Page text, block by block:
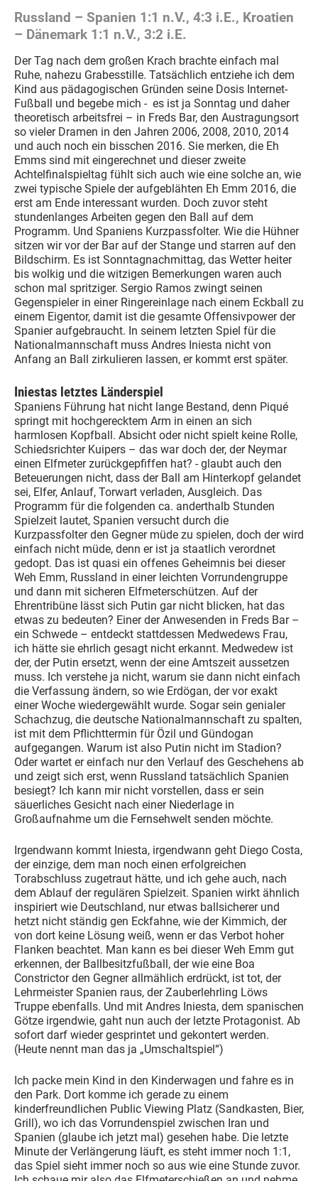
Russland – Spanien 1:1 n.V., 4:3 i.E., Kroatien
– Dänemark 1:1 n.V., 3:2 i.E.
Der Tag nach dem großen Krach brachte einfach mal
Ruhe, nahezu Grabesstille. Tatsächlich entziehe ich dem
Kind aus pädagogischen Gründen seine Dosis Internet-
Fußball und begebe mich - es ist ja Sonntag und daher
theoretisch arbeitsfrei – in Freds Bar, den Austragungsort
so vieler Dramen in den Jahren 2006, 2008, 2010, 2014
und auch noch ein bisschen 2016. Sie merken, die Eh
Emms sind mit eingerechnet und dieser zweite
Achtelfinalspieltag fühlt sich auch wie eine solche an, wie
zwei typische Spiele der aufgeblähten Eh Emm 2016, die
erst am Ende interessant wurden. Doch zuvor steht
stundenlanges Arbeiten gegen den Ball auf dem
Programm. Und Spaniens Kurzpassfolter. Wie die Hühner
sitzen wir vor der Bar auf der Stange und starren auf den
Bildschirm. Es ist Sonntagnachmittag, das Wetter heiter
bis wolkig und die witzigen Bemerkungen waren auch
schon mal spritziger. Sergio Ramos zwingt seinen
Gegenspieler in einer Ringereinlage nach einem Eckball zu
einem Eigentor, damit ist die gesamte Offensivpower der
Spanier aufgebraucht. In seinem letzten Spiel für die
Nationalmannschaft muss Andres Iniesta nicht von
Anfang an Ball zirkulieren lassen, er kommt erst später.
Iniestas letztes Länderspiel
Spaniens Führung hat nicht lange Bestand, denn Piqué
springt mit hochgerecktem Arm in einen an sich
harmlosen Kopfball. Absicht oder nicht spielt keine Rolle,
Schiedsrichter Kuipers – das war doch der, der Neymar
einen Elfmeter zurückgepfiffen hat? - glaubt auch den
Beteuerungen nicht, dass der Ball am Hinterkopf gelandet
sei, Elfer, Anlauf, Torwart verladen, Ausgleich. Das
Programm für die folgenden ca. anderthalb Stunden
Spielzeit lautet, Spanien versucht durch die
Kurzpassfolter den Gegner müde zu spielen, doch der wird
einfach nicht müde, denn er ist ja staatlich verordnet
gedopt. Das ist quasi ein offenes Geheimnis bei dieser
Weh Emm, Russland in einer leichten Vorrundengruppe
und dann mit sicheren Elfmeterschützen. Auf der
Ehrentribüne lässt sich Putin gar nicht blicken, hat das
etwas zu bedeuten? Einer der Anwesenden in Freds Bar –
ein Schwede – entdeckt stattdessen Medwedews Frau,
ich hätte sie ehrlich gesagt nicht erkannt. Medwedew ist
der, der Putin ersetzt, wenn der eine Amtszeit aussetzen
muss. Ich verstehe ja nicht, warum sie dann nicht einfach
die Verfassung ändern, so wie Erdögan, der vor exakt
einer Woche wiedergewählt wurde. Sogar sein genialer
Schachzug, die deutsche Nationalmannschaft zu spalten,
ist mit dem Pflichttermin für Özil und Gündogan
aufgegangen. Warum ist also Putin nicht im Stadion?
Oder wartet er einfach nur den Verlauf des Geschehens ab
und zeigt sich erst, wenn Russland tatsächlich Spanien
besiegt? Ich kann mir nicht vorstellen, dass er sein
säuerliches Gesicht nach einer Niederlage in
Großaufnahme um die Fernsehwelt senden möchte.
Irgendwann kommt Iniesta, irgendwann geht Diego Costa,
der einzige, dem man noch einen erfolgreichen
Torabschluss zugetraut hätte, und ich gehe auch, nach
dem Ablauf der regulären Spielzeit. Spanien wirkt ähnlich
inspiriert wie Deutschland, nur etwas ballsicherer und
hetzt nicht ständig gen Eckfahne, wie der Kimmich, der
von dort keine Lösung weiß, wenn er das Verbot hoher
Flanken beachtet. Man kann es bei dieser Weh Emm gut
erkennen, der Ballbesitzfußball, der wie eine Boa
Constrictor den Gegner allmählich erdrückt, ist tot, der
Lehrmeister Spanien raus, der Zauberlehrling Löws
Truppe ebenfalls. Und mit Andres Iniesta, dem spanischen
Götze irgendwie, gaht nun auch der letzte Protagonist. Ab
sofort darf wieder gesprintet und gekontert werden.
(Heute nennt man das ja „Umschaltspiel“)
Ich packe mein Kind in den Kinderwagen und fahre es in
den Park. Dort komme ich gerade zu einem
kinderfreundlichen Public Viewing Platz (Sandkasten, Bier,
Grill), wo ich das Vorrundenspiel zwischen Iran und
Spanien (glaube ich jetzt mal) gesehen habe. Die letzte
Minute der Verlängerung läuft, es steht immer noch 1:1,
das Spiel sieht immer noch so aus wie eine Stunde zuvor.